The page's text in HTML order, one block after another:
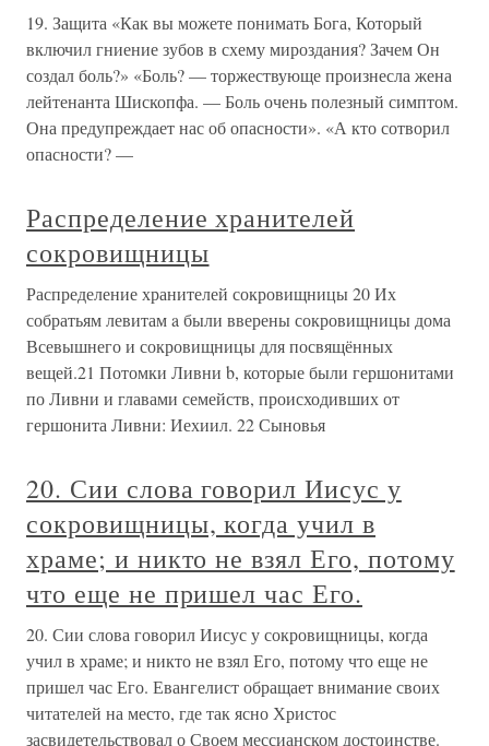
19. Защита «Как вы можете понимать Бога, Который
включил гниение зубов в схему мироздания? Зачем Он
создал боль?» «Боль? — торжествующе произнесла жена
лейтенанта Шископфа. — Боль очень полезный симптом.
Она предупреждает нас об опасности». «А кто сотворил
опасности? —
Распределение хранителей
сокровищницы
Распределение хранителей сокровищницы 20 Их
собратьям левитам a были вверены сокровищницы дома
Всевышнего и сокровищницы для посвящённых
вещей.21 Потомки Ливни b, которые были гершонитами
по Ливни и главами семейств, происходивших от
гершонита Ливни: Иехиил. 22 Сыновья
20. Сии слова говорил Иисус у
сокровищницы, когда учил в
храме; и никто не взял Его, потому
что еще не пришел час Его.
20. Сии слова говорил Иисус у сокровищницы, когда
учил в храме; и никто не взял Его, потому что еще не
пришел час Его. Евангелист обращает внимание своих
читателей на место, где так ясно Христос
засвидетельствовал о Своем мессианском достоинстве.